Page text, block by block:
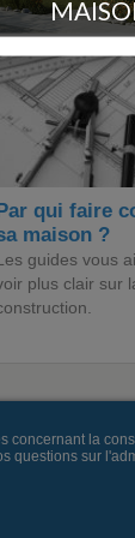
qui faire
maison ?
guides vous
plus clair sur
la
questions sur